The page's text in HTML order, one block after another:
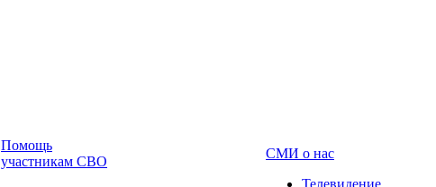
Помощь
участникам СВО
СМИ о нас
Телевидение